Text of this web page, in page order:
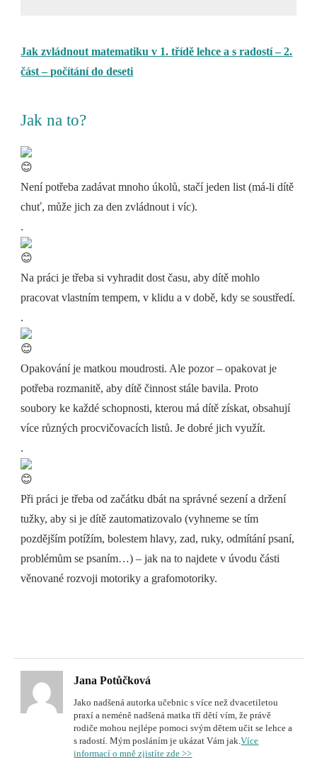
Jak zvládnout matematiku v 1. třídě lehce a s radostí – 2.
část – počítání do deseti
Jak na to?
Není potřeba zadávat mnoho úkolů, stačí jeden list (má-li dítě
chuť, může jich za den zvládnout i víc).
.
Na práci je třeba si vyhradit dost času, aby dítě mohlo
pracovat vlastním tempem, v klidu a v době, kdy se soustředí.
.
Opakování je matkou moudrosti. Ale pozor – opakovat je
potřeba rozmanitě, aby dítě činnost stále bavila. Proto
soubory ke každé schopnosti, kterou má dítě získat, obsahují
více různých procvičovacích listů. Je dobré jich využít.
.
Při práci je třeba od začátku dbát na správné sezení a držení
tužky, aby si je dítě zautomatizovalo (vyhneme se tím
pozdějším potížím, bolestem hlavy, zad, ruky, odmítání psaní,
problémům se psaním…) – jak na to najdete v úvodu části
věnované rozvoji motoriky a grafomotoriky.
Jana Potůčková
Jako nadšená autorka učebnic s více než dvacetiletou
praxí a neméně nadšená matka tří dětí vím, že právě
rodiče mohou nejlépe pomoci svým dětem učit se lehce a
s radostí. Mým posláním je ukázat Vám jak.Více
informací o mně zjistíte zde >>